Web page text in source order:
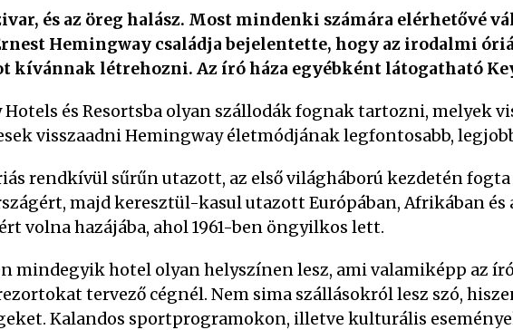
és az öreg halász. Most mindenki számára elérhetővé
Hemingway családja bejelentette, hogy az irodalmi
kívánnak létrehozni. Az író háza egyébként látogatható
Hotels és Resortsba olyan szállodák fognak tartozni, melyek
visszaadni Hemingway életmódjának legfontosabb,
rendkívül sűrűn utazott, az első világháború kezdetén fogta
majd keresztül-kasul utazott Európában, Afrikában és
volna hazájába, ahol 1961-ben öngyilkos lett.
mindegyik hotel olyan helyszínen lesz, ami valamiképp az
tervező cégnél. Nem sima szállásokról lesz szó,
Kalandos sportprogramokon, illetve kulturális